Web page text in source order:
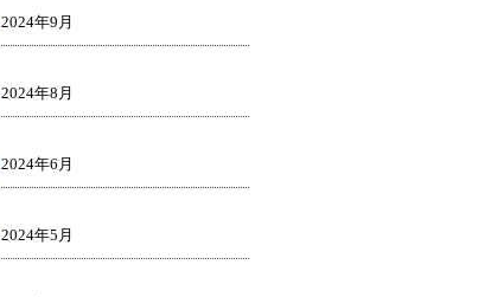
2024年9月
2024年8月
2024年6月
2024年5月